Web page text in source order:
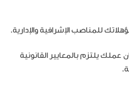
للمناصب الإشرافية والإدارية.
عملك يلتزم بالمعايير القانونية